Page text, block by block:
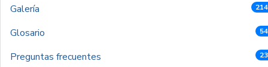
Galería
Glosario
Preguntas frecuentes